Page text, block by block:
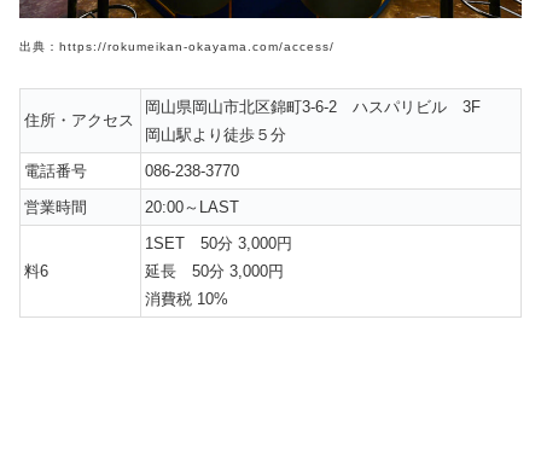
出典：https://rokumeikan-okayama.com/access/
住所・アクセス
岡山県岡山市北区錦町3-6-2 ハスパリビル 3F
岡山駅より徒歩５分
電話番号
086-238-3770
営業時間
20:00～LAST
料6
1SET 50分 3,000円
延長 50分 3,000円
消費税 10%